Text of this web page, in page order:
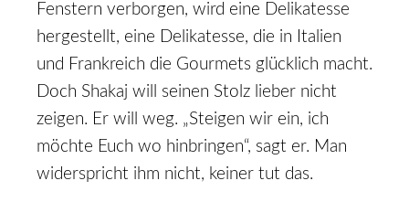
Fenstern verborgen, wird eine Delikatesse
hergestellt, eine Delikatesse, die in Italien
und Frankreich die Gourmets glücklich macht.
Doch Shakaj will seinen Stolz lieber nicht
zeigen. Er will weg. „Steigen wir ein, ich
möchte Euch wo hinbringen“, sagt er. Man
widerspricht ihm nicht, keiner tut das.